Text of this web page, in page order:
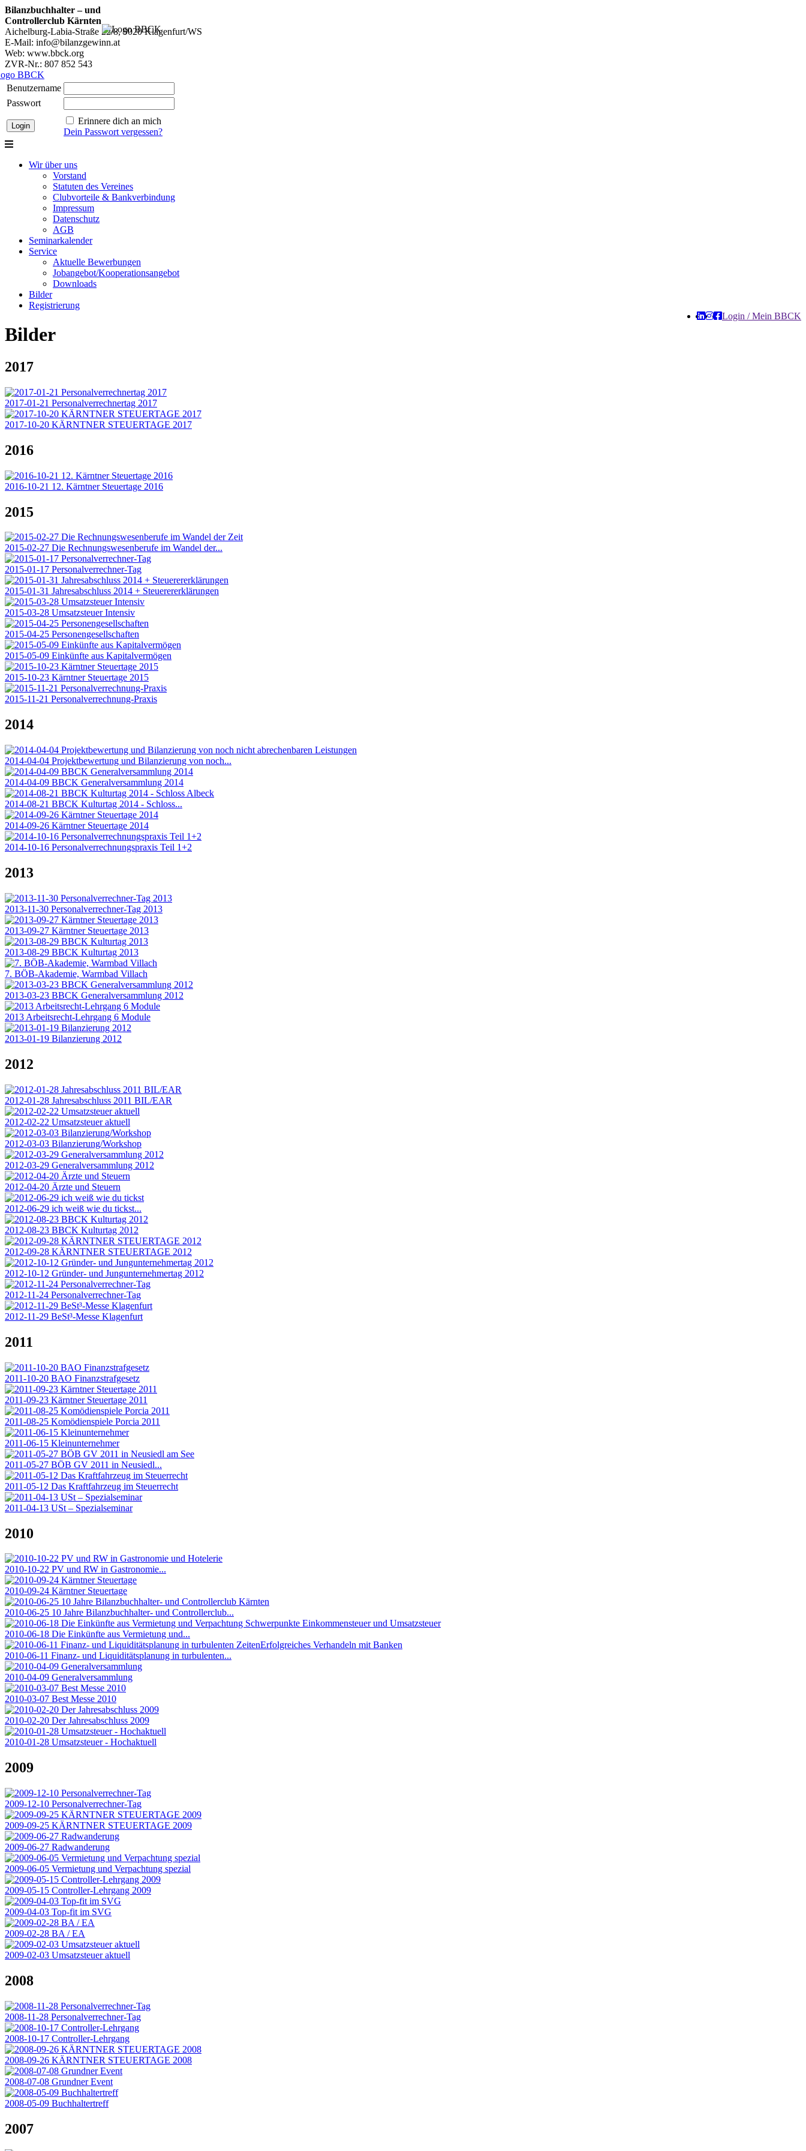
Bilanzbuchhalter – und
Controllerclub Kärnten
Aichelburg-Labia-Straße 22/8, 9020 Klagenfurt/WS
E-Mail: info@bilanzgewinn.at
Web: www.bbck.org
ZVR-Nr.: 807 852 543
Benutzername
Passwort
Erinnere dich an mich
Dein Passwort vergessen?
Wir über uns
Vorstand
Statuten des Vereines
Clubvorteile & Bankverbindung
Impressum
Datenschutz
AGB
Seminarkalender
Service
Aktuelle Bewerbungen
Jobangebot/Kooperationsangebot
Downloads
Bilder
Registrierung
Login / Mein BBCK
Bilder
2017
2017-01-21 Personalverrechnertag 2017
2017-10-20 KÄRNTNER STEUERTAGE 2017
2016
2016-10-21 12. Kärntner Steuertage 2016
2015
2015-02-27 Die Rechnungswesenberufe im Wandel der...
2015-01-17 Personalverrechner-Tag
2015-01-31 Jahresabschluss 2014 + Steuerererklärungen
2015-03-28 Umsatzsteuer Intensiv
2015-04-25 Personengesellschaften
2015-05-09 Einkünfte aus Kapitalvermögen
2015-10-23 Kärntner Steuertage 2015
2015-11-21 Personalverrechnung-Praxis
2014
2014-04-04 Projektbewertung und Bilanzierung von noch...
2014-04-09 BBCK Generalversammlung 2014
2014-08-21 BBCK Kulturtag 2014 - Schloss...
2014-09-26 Kärntner Steuertage 2014
2014-10-16 Personalverrechnungspraxis Teil 1+2
2013
2013-11-30 Personalverrechner-Tag 2013
2013-09-27 Kärntner Steuertage 2013
2013-08-29 BBCK Kulturtag 2013
7. BÖB-Akademie, Warmbad Villach
2013-03-23 BBCK Generalversammlung 2012
2013 Arbeitsrecht-Lehrgang 6 Module
2013-01-19 Bilanzierung 2012
2012
2012-01-28 Jahresabschluss 2011 BIL/EAR
2012-02-22 Umsatzsteuer aktuell
2012-03-03 Bilanzierung/Workshop
2012-03-29 Generalversammlung 2012
2012-04-20 Ärzte und Steuern
2012-06-29 ich weiß wie du tickst...
2012-08-23 BBCK Kulturtag 2012
2012-09-28 KÄRNTNER STEUERTAGE 2012
2012-10-12 Gründer- und Jungunternehmertag 2012
2012-11-24 Personalverrechner-Tag
2012-11-29 BeSt³-Messe Klagenfurt
2011
2011-10-20 BAO Finanzstrafgesetz
2011-09-23 Kärntner Steuertage 2011
2011-08-25 Komödienspiele Porcia 2011
2011-06-15 Kleinunternehmer
2011-05-27 BÖB GV 2011 in Neusiedl...
2011-05-12 Das Kraftfahrzeug im Steuerrecht
2011-04-13 USt – Spezialseminar
2010
2010-10-22 PV und RW in Gastronomie...
2010-09-24 Kärntner Steuertage
2010-06-25 10 Jahre Bilanzbuchhalter- und Controllerclub...
2010-06-18 Die Einkünfte aus Vermietung und...
2010-06-11 Finanz- und Liquiditätsplanung in turbulenten...
2010-04-09 Generalversammlung
2010-03-07 Best Messe 2010
2010-02-20 Der Jahresabschluss 2009
2010-01-28 Umsatzsteuer - Hochaktuell
2009
2009-12-10 Personalverrechner-Tag
2009-09-25 KÄRNTNER STEUERTAGE 2009
2009-06-27 Radwanderung
2009-06-05 Vermietung und Verpachtung spezial
2009-05-15 Controller-Lehrgang 2009
2009-04-03 Top-fit im SVG
2009-02-28 BA / EA
2009-02-03 Umsatzsteuer aktuell
2008
2008-11-28 Personalverrechner-Tag
2008-10-17 Controller-Lehrgang
2008-09-26 KÄRNTNER STEUERTAGE 2008
2008-07-08 Grundner Event
2008-05-09 Buchhaltertreff
2007